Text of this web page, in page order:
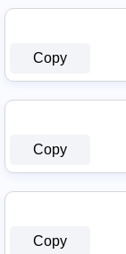
Copy
Copy
Copy